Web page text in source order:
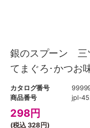
銀のスプーン 三
てまぐろ･かつお
カタログ番号
商品番号
jpl-
298円
(税込328円)